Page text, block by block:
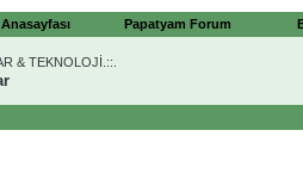
Papatyam Forum
& TEKNOLOJİ.::.